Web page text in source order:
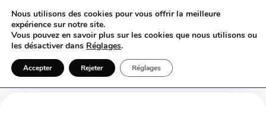
Trouver un chauffeur mariage
Nous utilisons des cookies pour vous offrir la meilleure
expérience sur notre site.
Vous pouvez en savoir plus sur les cookies que nous utilisons ou
les désactiver dans Réglages.
Accepter Rejeter Réglages